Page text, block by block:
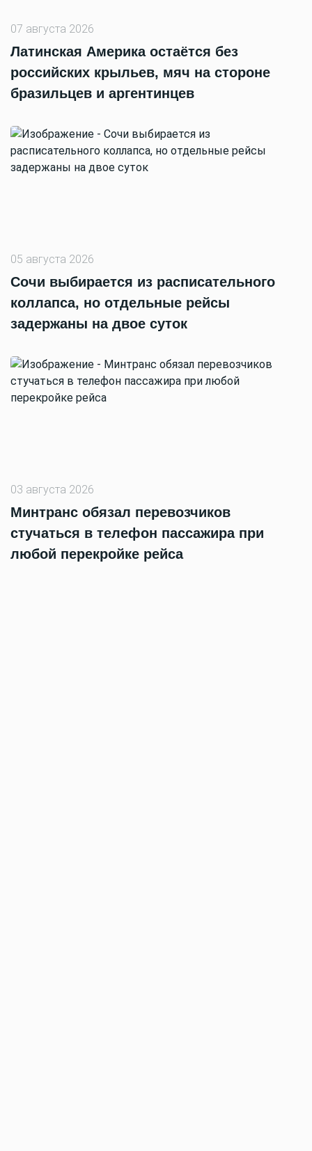
07 августа 2026
Латинская Америка остаётся без
российских крыльев, мяч на стороне
бразильцев и аргентинцев
05 августа 2026
Сочи выбирается из расписательного
коллапса, но отдельные рейсы
задержаны на двое суток
03 августа 2026
Минтранс обязал перевозчиков
стучаться в телефон пассажира при
любой перекройке рейса